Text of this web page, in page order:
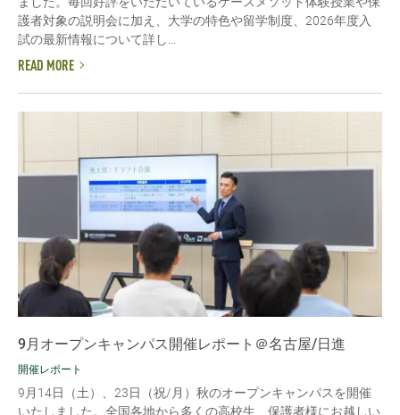
護者対象の説明会に加え、大学の特色や留学制度、2026年度入
試の最新情報について詳し...
READ MORE
9月オープンキャンパス開催レポート＠名古屋/日進
開催レポート
9月14日（土）、23日（祝/月）秋のオープンキャンパスを開催
いたしました。全国各地から多くの高校生、保護者様にお越しい